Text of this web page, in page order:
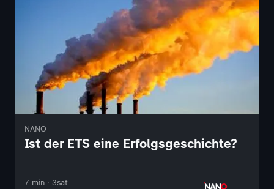
NANO
Ist der ETS eine Erfolgsgeschichte?
7 min · 3sat